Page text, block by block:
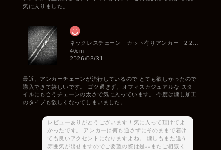
気に入りました。
40cm
2026/03/31
最近、アンカーチェーンが流行しているので とても欲しかったので
購入できて嬉しいです。 ゴツ過ぎず、オフィスカジュアルな スタ
イルにも合うチェーンの太さで気に入っています。 今度は燻し加工
のタイプも欲しくなってしまいました。
レビューありがとうございます！気に入って頂けてよ
かったです。 アンカーは何も通さずにそのままで着け
ても良いアクセントになりますよね。 燻しもまた違う
雰囲気が出せますのでご要望の際は是非またご相談く